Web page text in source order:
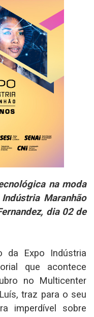
na moda
Maranhão
dia 02 de
da Expo Indústria
que acontece
no Multicenter
traz para o seu
imperdível sobre